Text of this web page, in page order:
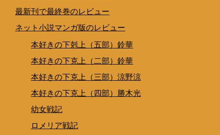
最新刊で最終巻のレビュー
ネット小説マンガ版のレビュー
本好きの下剋上（五部）鈴華
本好きの下克上（二部）鈴華
本好きの下克上（三部）涼野涼
本好きの下克上（四部）勝木光
幼女戦記
ロメリア戦記